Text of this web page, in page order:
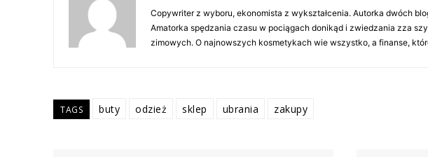
Copywriter z wyboru, ekonomista z wykształcenia. Autorka dwóch
Amatorka spędzania czasu w pociągach donikąd i zwiedzania zza
zimowych. O najnowszych kosmetykach wie wszystko, a finanse,
TAGS buty odzież sklep ubrania zakupy